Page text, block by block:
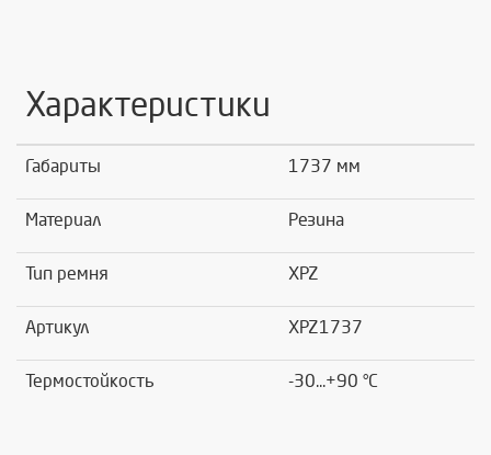
Характеристики
Габариты 1737 мм
Материал Резина
Тип ремня XPZ
Артикул XPZ1737
Термостойкость -30...+90 °C